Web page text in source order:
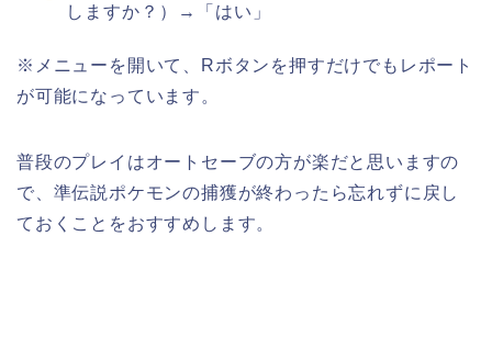
しますか？）→「はい」
※メニューを開いて、Rボタンを押すだけでもレポート
が可能になっています。
普段のプレイはオートセーブの方が楽だと思いますの
で、準伝説ポケモンの捕獲が終わったら忘れずに戻し
ておくことをおすすめします。